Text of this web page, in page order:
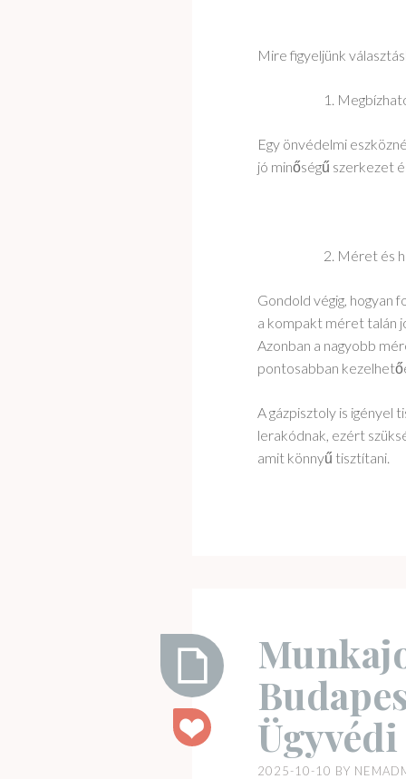
Mire figyeljünk
Egy önvédelmi
jó minőségű szerkezet
Méret és
Gondold végig, hogyan
a kompakt méret talán
Azonban a nagyobb
pontosabban
A gázpisztoly is igényel
lerakódnak, ezért
amit könnyű tisztítani.
Munkajogi
ügyvéd
2025-10-10 BY